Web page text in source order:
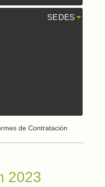
SEDES
de Contratación
2023